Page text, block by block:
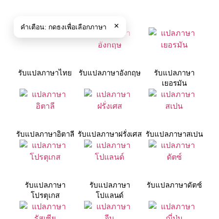
×
คำเตือน: กดธงเพื่อเลือกภาษา
รับแปลภาษาไทย รับแปลภาษาอังกฤษ
รับแปลภาษา
เยอรมัน
รับแปลภาษาอิตาลี รับแปลภาษาฝรั่งเศส รับแปลภาษาสเปน
รับแปลภาษา
โปรตุเกส
รับแปลภาษา
โปแลนด์
รับแปลภาษาดัตซ์